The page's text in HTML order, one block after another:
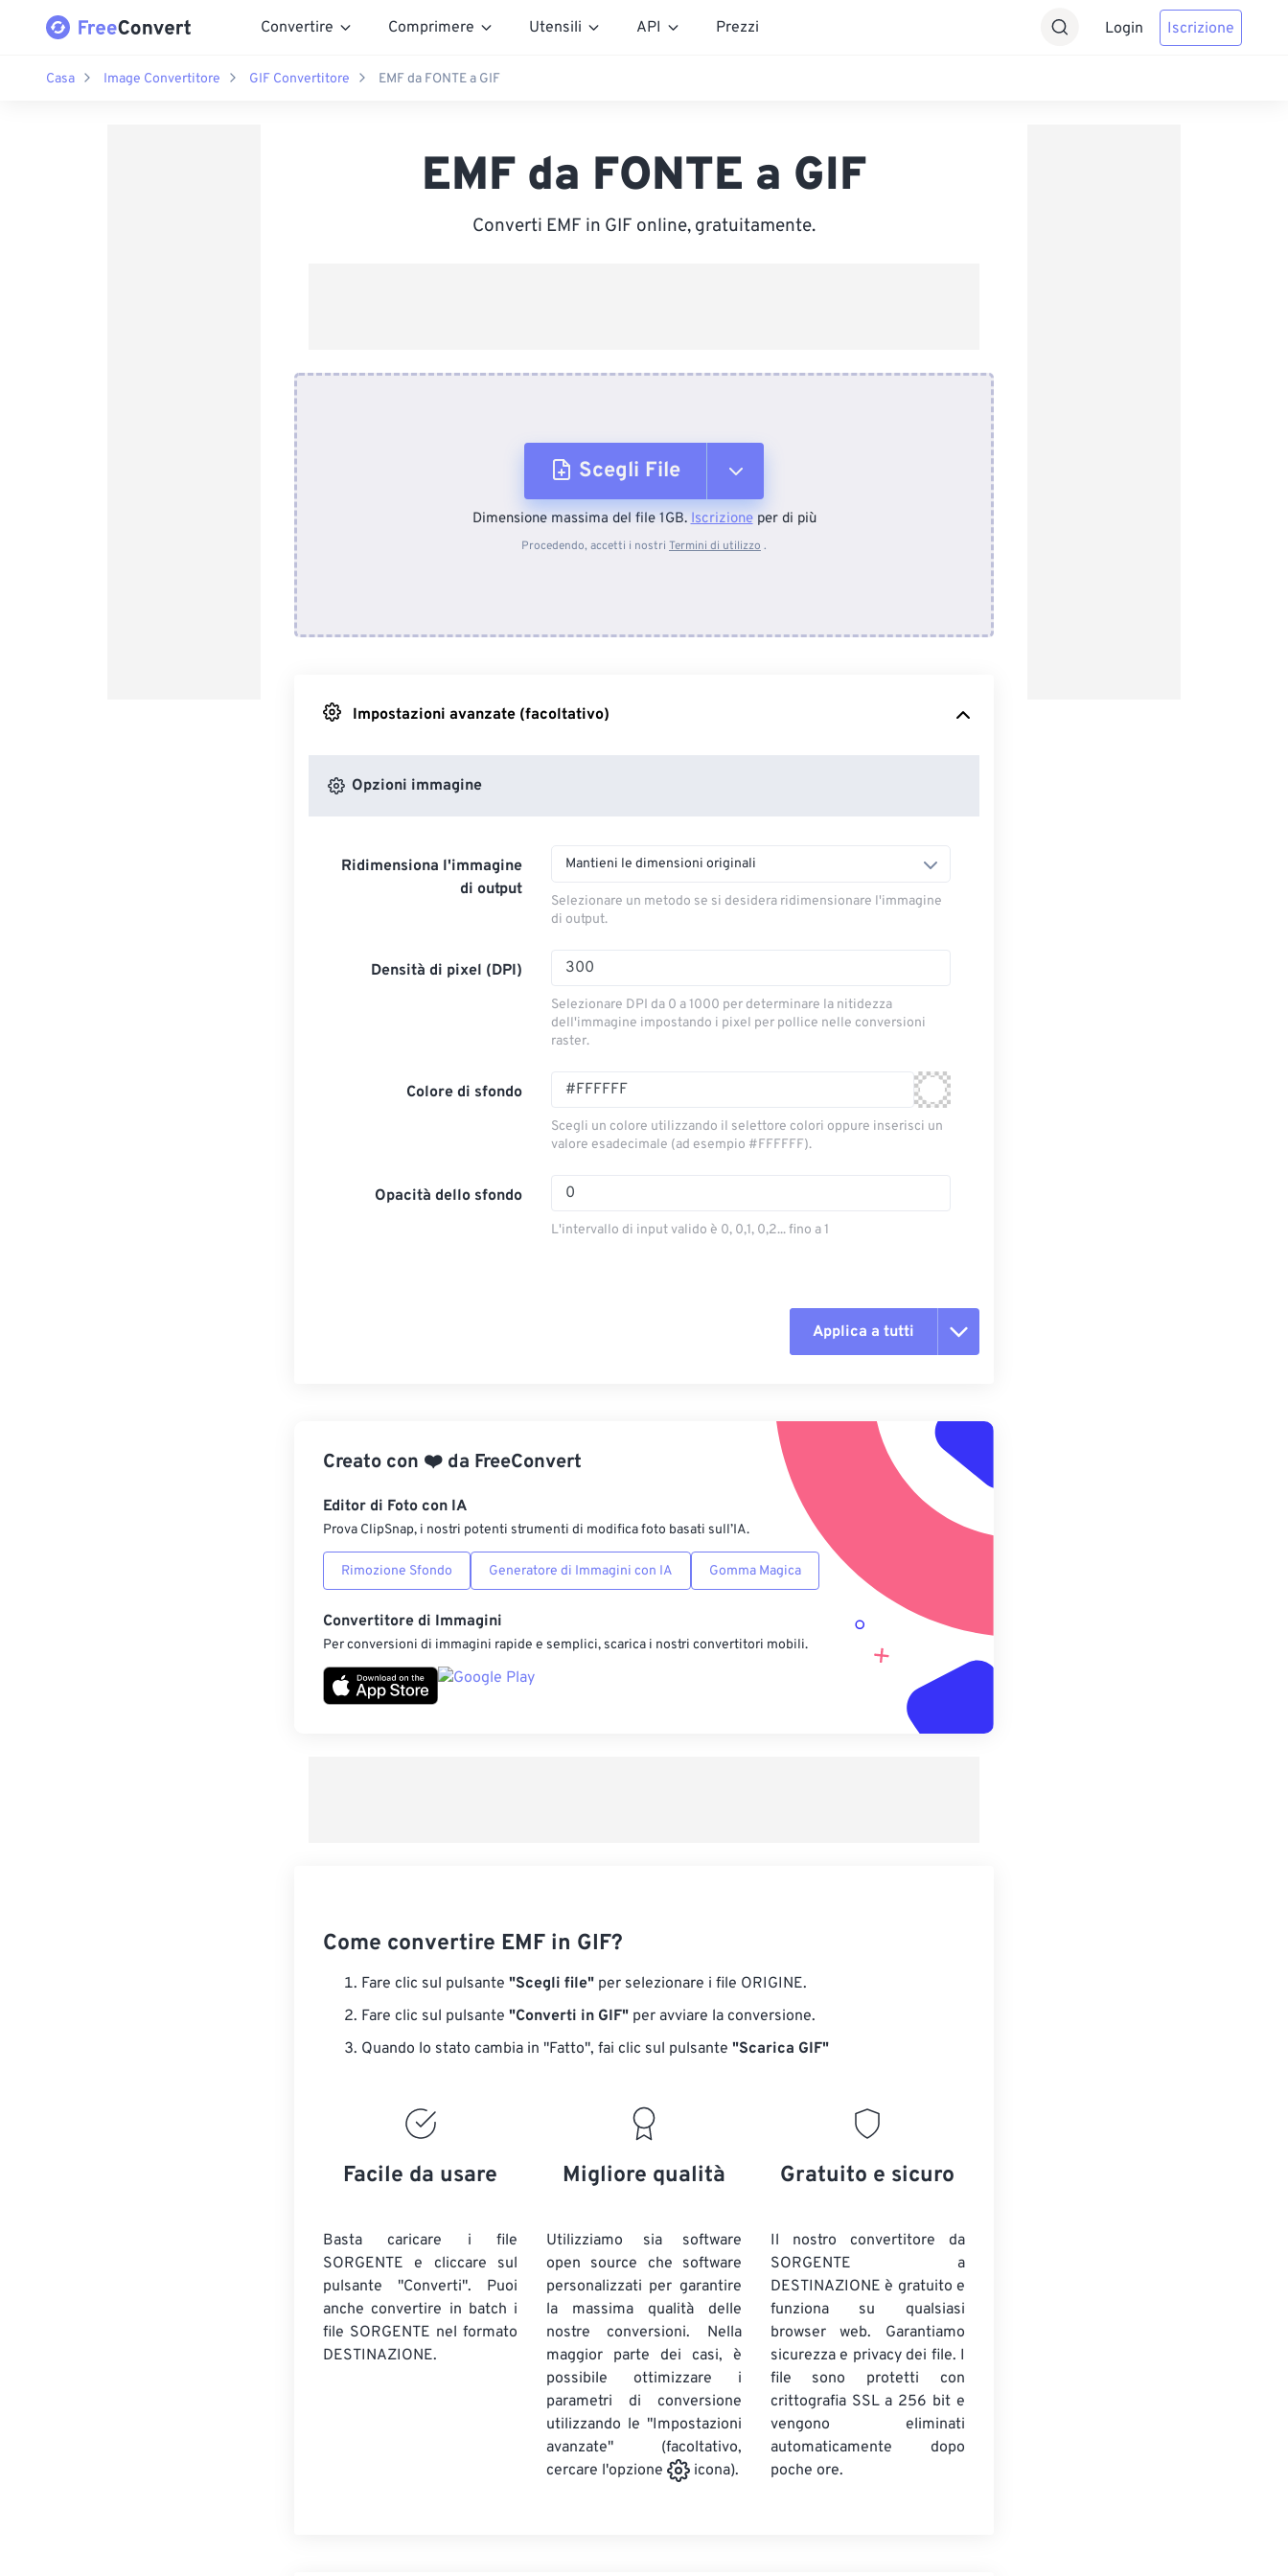
Convertire Comprimere Utensili API Prezzi Login Iscrizione
Casa Image Convertitore GIF Convertitore EMF da FONTE a GIF
EMF da FONTE a GIF
Converti EMF in GIF online, gratuitamente.
Scegli File
Dal dispositivo
Dimensione massima del file 1GB.Iscrizioneper di più
Procedendo, accetti i nostri Termini di utilizzo .
Impostazioni avanzate (facoltativo)
Opzioni immagine
Ridimensiona l'immagine
di output
Mantieni le dimensioni originali
Selezionare un metodo se si desidera ridimensionare l'immagine
di output.
Densità di pixel (DPI)
Selezionare DPI da 0 a 1000 per determinare la nitidezza
dell'immagine impostando i pixel per pollice nelle conversioni
raster.
Colore di sfondo
Scegli un colore utilizzando il selettore colori oppure inserisci un
valore esadecimale (ad esempio #FFFFFF).
Opacità dello sfondo
L'intervallo di input valido è 0, 0,1, 0,2... fino a 1
Applica a tutti
Applica da preimpostazione
Salva come predefinito
Creato con ❤️ da FreeConvert
Editor di Foto con IA
Prova ClipSnap, i nostri potenti strumenti di modifica foto basati sull’IA.
Rimozione Sfondo Generatore di Immagini con IA Gomma Magica
Convertitore di Immagini
Per conversioni di immagini rapide e semplici, scarica i nostri convertitori mobili.
Come convertire EMF in GIF?
Fare clic sul pulsante "Scegli file" per selezionare i file ORIGINE.
Fare clic sul pulsante "Converti in GIF" per avviare la conversione.
Quando lo stato cambia in "Fatto", fai clic sul pulsante "Scarica GIF"
Facile da usare
Basta caricare i file
SORGENTE e cliccare sul
pulsante "Converti". Puoi
anche convertire in batch i
file SORGENTE nel formato
DESTINAZIONE.
Migliore qualità
Utilizziamo sia software
open source che software
personalizzati per garantire
la massima qualità delle
nostre conversioni. Nella
maggior parte dei casi, è
possibile ottimizzare i
parametri di conversione
utilizzando le "Impostazioni
avanzate" (facoltativo,
cercare l'opzione
icona).
Gratuito e sicuro
Il nostro convertitore da
SORGENTE a
DESTINAZIONE è gratuito e
funziona su qualsiasi
browser web. Garantiamo
sicurezza e privacy dei file. I
file sono protetti con
crittografia SSL a 256 bit e
vengono eliminati
automaticamente dopo
poche ore.